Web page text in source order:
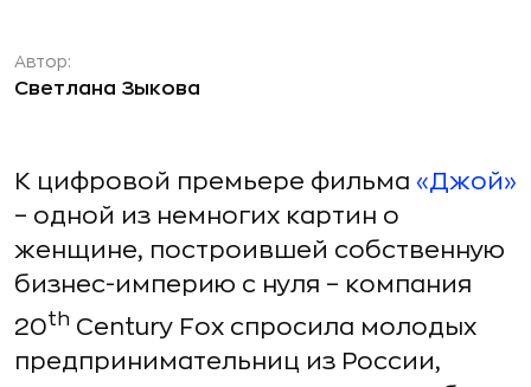
Автор:
Светлана Зыкова
К цифровой премьере фильма «Джой»
– одной из немногих картин о
женщине, построившей собственную
бизнес-империю с нуля – компания
20th Century Fox спросила молодых
предпринимательниц из России,